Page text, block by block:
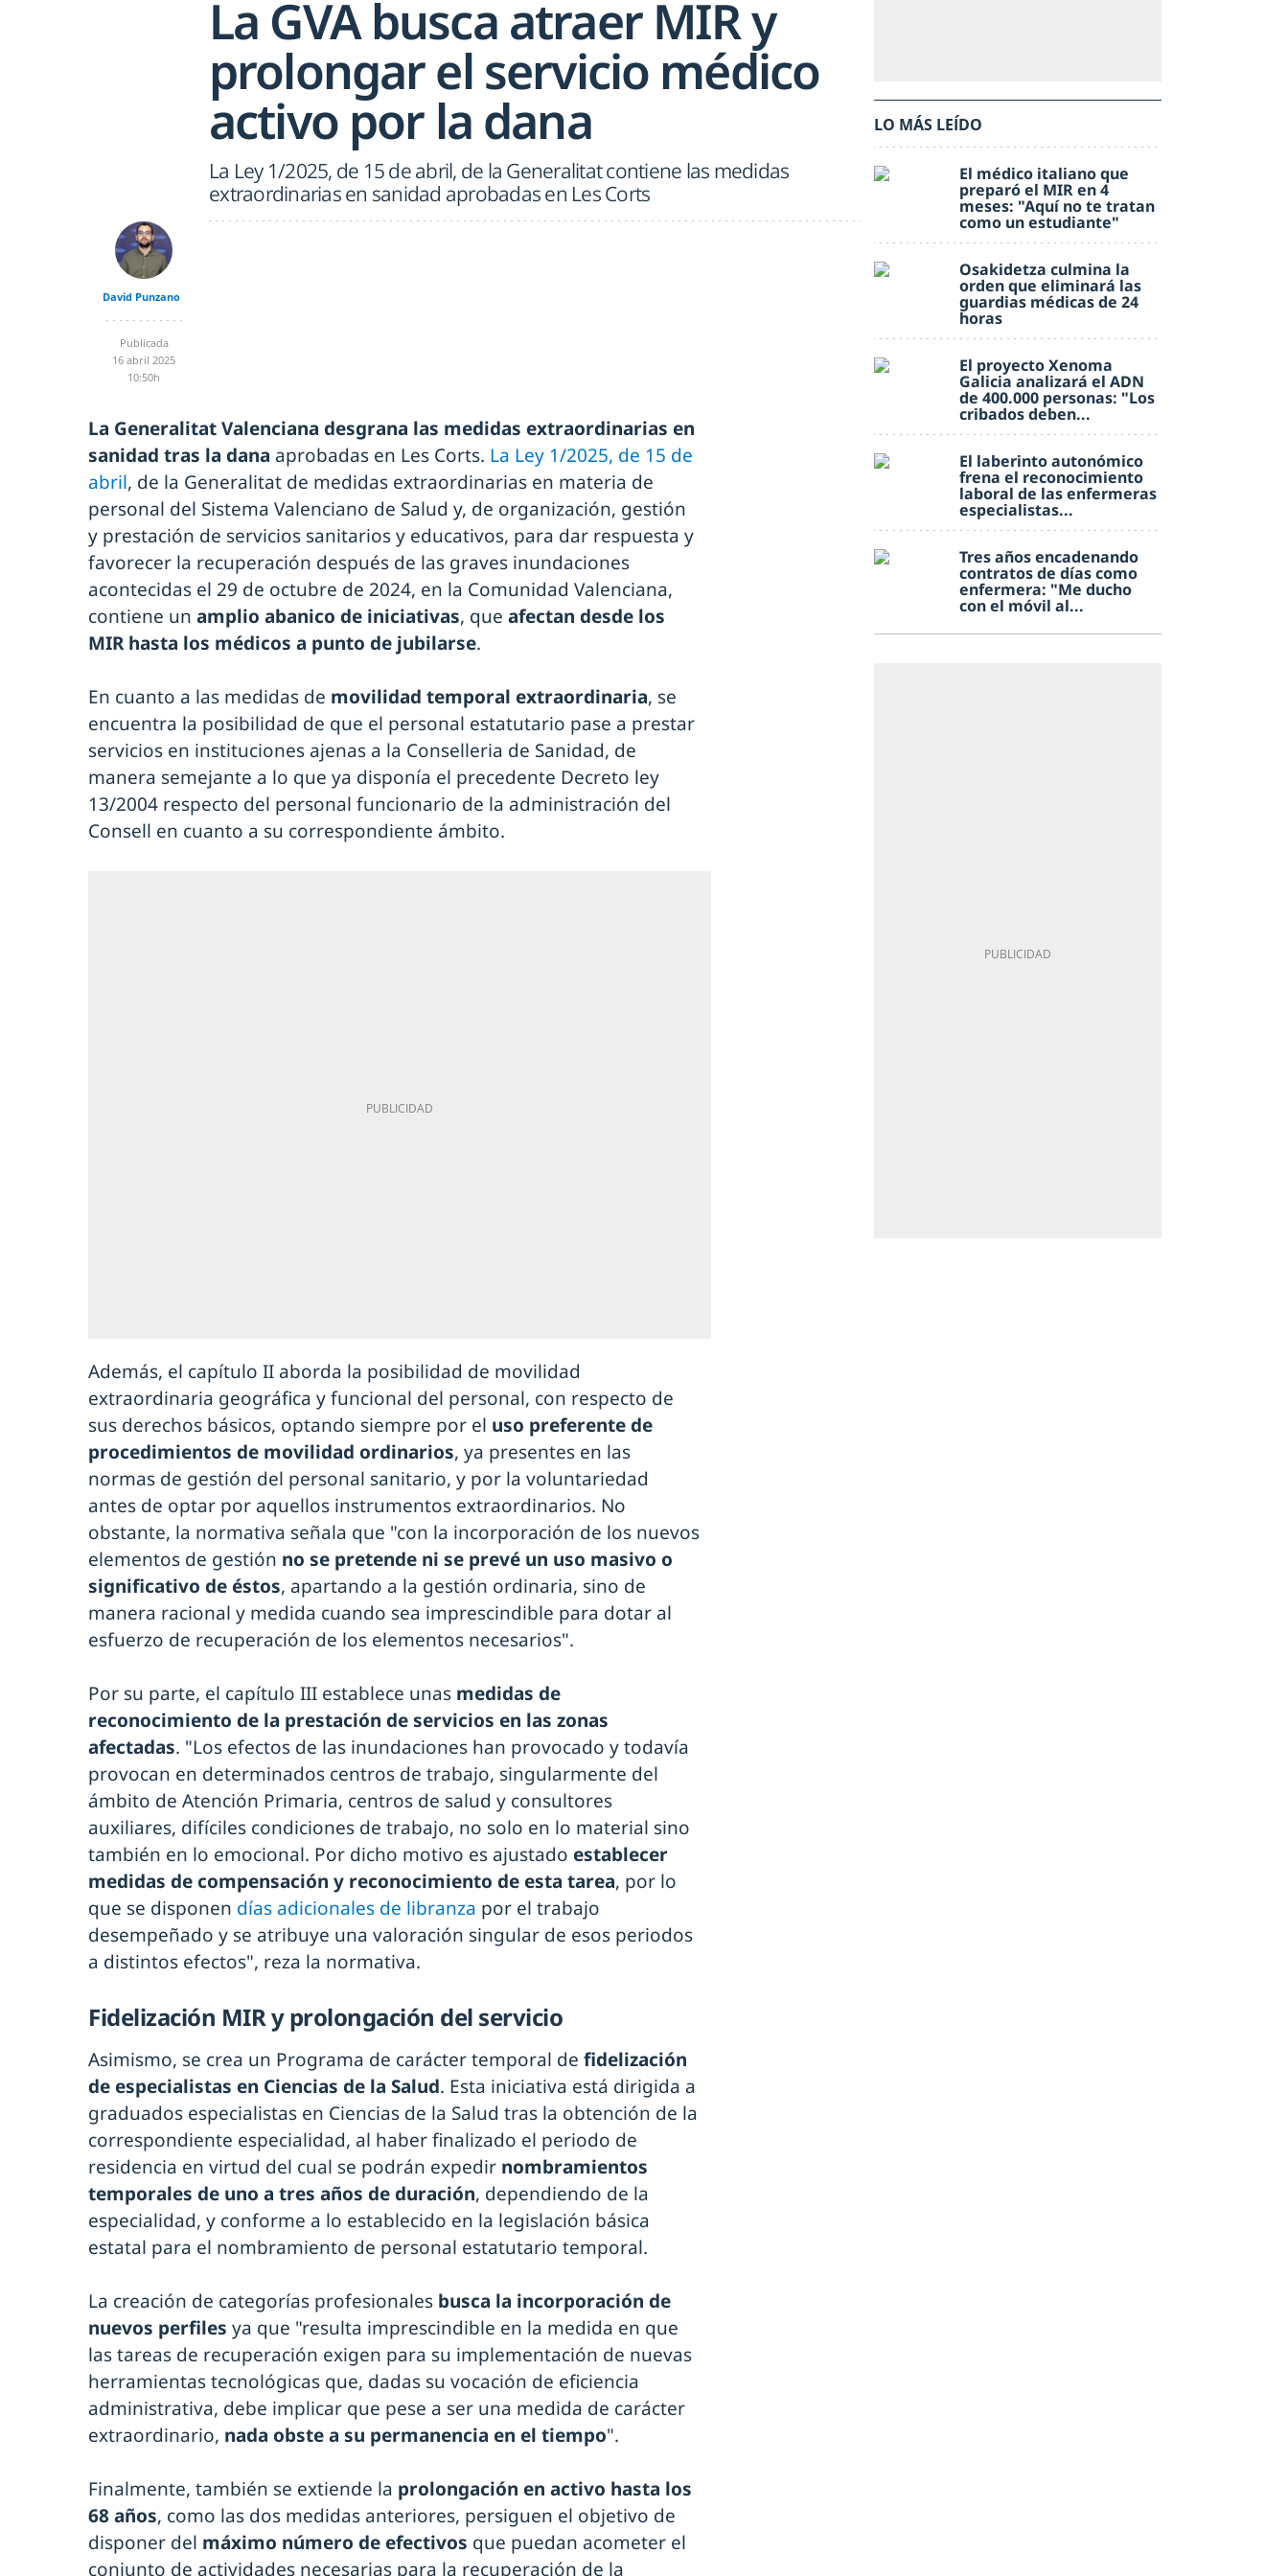
La GVA busca atraer MIR y
prolongar el servicio médico
activo por la dana
La Ley 1/2025, de 15 de abril, de la Generalitat contiene las medidas
extraordinarias en sanidad aprobadas en Les Corts
David Punzano
Publicada
16 abril 2025
10:50h
La Generalitat Valenciana desgrana las medidas extraordinarias en
sanidad tras la dana aprobadas en Les Corts. La Ley 1/2025, de 15 de
abril, de la Generalitat de medidas extraordinarias en materia de
personal del Sistema Valenciano de Salud y, de organización, gestión
y prestación de servicios sanitarios y educativos, para dar respuesta y
favorecer la recuperación después de las graves inundaciones
acontecidas el 29 de octubre de 2024, en la Comunidad Valenciana,
contiene un amplio abanico de iniciativas, que afectan desde los
MIR hasta los médicos a punto de jubilarse.
En cuanto a las medidas de movilidad temporal extraordinaria, se
encuentra la posibilidad de que el personal estatutario pase a prestar
servicios en instituciones ajenas a la Conselleria de Sanidad, de
manera semejante a lo que ya disponía el precedente Decreto ley
13/2004 respecto del personal funcionario de la administración del
Consell en cuanto a su correspondiente ámbito.
Además, el capítulo II aborda la posibilidad de movilidad
extraordinaria geográfica y funcional del personal, con respecto de
sus derechos básicos, optando siempre por el uso preferente de
procedimientos de movilidad ordinarios, ya presentes en las
normas de gestión del personal sanitario, y por la voluntariedad
antes de optar por aquellos instrumentos extraordinarios. No
obstante, la normativa señala que "con la incorporación de los nuevos
elementos de gestión no se pretende ni se prevé un uso masivo o
significativo de éstos, apartando a la gestión ordinaria, sino de
manera racional y medida cuando sea imprescindible para dotar al
esfuerzo de recuperación de los elementos necesarios".
Por su parte, el capítulo III establece unas medidas de
reconocimiento de la prestación de servicios en las zonas
afectadas. "Los efectos de las inundaciones han provocado y todavía
provocan en determinados centros de trabajo, singularmente del
ámbito de Atención Primaria, centros de salud y consultores
auxiliares, difíciles condiciones de trabajo, no solo en lo material sino
también en lo emocional. Por dicho motivo es ajustado establecer
medidas de compensación y reconocimiento de esta tarea, por lo
que se disponen días adicionales de libranza por el trabajo
desempeñado y se atribuye una valoración singular de esos periodos
a distintos efectos", reza la normativa.
Fidelización MIR y prolongación del servicio
Asimismo, se crea un Programa de carácter temporal de fidelización
de especialistas en Ciencias de la Salud. Esta iniciativa está dirigida a
graduados especialistas en Ciencias de la Salud tras la obtención de la
correspondiente especialidad, al haber finalizado el periodo de
residencia en virtud del cual se podrán expedir nombramientos
temporales de uno a tres años de duración, dependiendo de la
especialidad, y conforme a lo establecido en la legislación básica
estatal para el nombramiento de personal estatutario temporal.
La creación de categorías profesionales busca la incorporación de
nuevos perfiles ya que "resulta imprescindible en la medida en que
las tareas de recuperación exigen para su implementación de nuevas
herramientas tecnológicas que, dadas su vocación de eficiencia
administrativa, debe implicar que pese a ser una medida de carácter
extraordinario, nada obste a su permanencia en el tiempo".
Finalmente, también se extiende la prolongación en activo hasta los
68 años, como las dos medidas anteriores, persiguen el objetivo de
disponer del máximo número de efectivos que puedan acometer el
conjunto de actividades necesarias para la recuperación de la
LO MÁS LEÍDO
El médico italiano que
preparó el MIR en 4
meses: "Aquí no te tratan
como un estudiante"
Osakidetza culmina la
orden que eliminará las
guardias médicas de 24
horas
El proyecto Xenoma
Galicia analizará el ADN
de 400.000 personas: "Los
cribados deben...
El laberinto autonómico
frena el reconocimiento
laboral de las enfermeras
especialistas...
Tres años encadenando
contratos de días como
enfermera: "Me ducho
con el móvil al...